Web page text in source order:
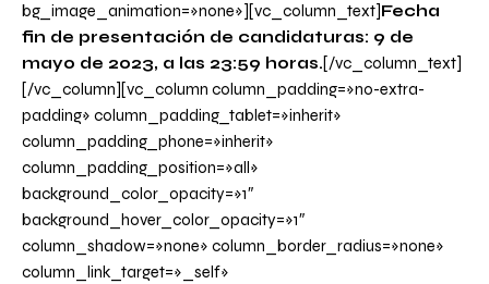
bg_image_animation=»none»][vc_column_text]Fecha
fin de presentación de candidaturas: 9 de
mayo de 2023, a las 23:59 horas.[/vc_column_text]
[/vc_column][vc_column column_padding=»no-extra-
padding» column_padding_tablet=»inherit»
column_padding_phone=»inherit»
column_padding_position=»all»
background_color_opacity=»1″
background_hover_color_opacity=»1″
column_shadow=»none» column_border_radius=»none»
column_link_target=»_self»